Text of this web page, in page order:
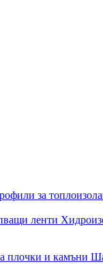
за
ленти
плочки и камъни